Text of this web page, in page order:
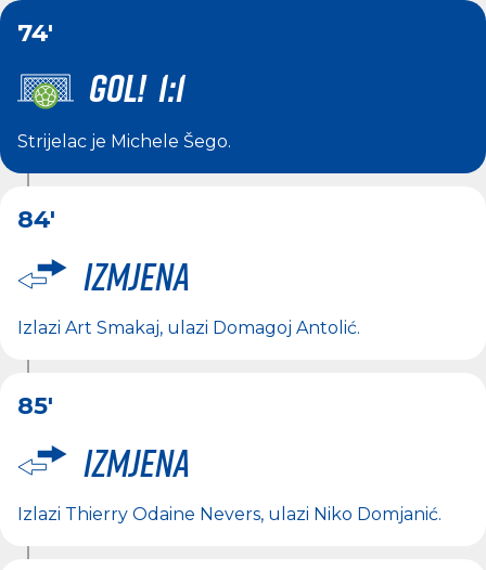
74'
GOL! 1:1
Strijelac je Michele Šego.
84'
Izmjena
Izlazi Art Smakaj, ulazi Domagoj Antolić.
85'
Izmjena
Izlazi Thierry Odaine Nevers, ulazi Niko Domjanić.